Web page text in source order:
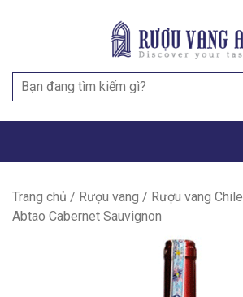
Search
for:
Trang chủ / Rượu vang / Rượu vang Chile
Abtao Cabernet Sauvignon